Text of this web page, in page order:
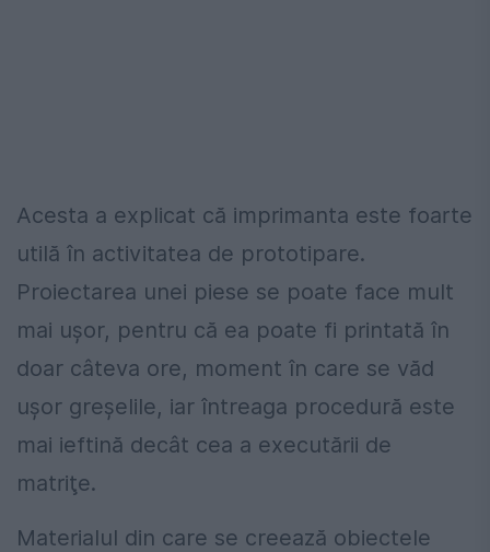
Acesta a explicat că imprimanta este foarte
utilă în activitatea de prototipare.
Proiectarea unei piese se poate face mult
mai uşor, pentru că ea poate fi printată în
doar câteva ore, moment în care se văd
uşor greşelile, iar întreaga procedură este
mai ieftină decât cea a executării de
matriţe.
Materialul din care se creează obiectele